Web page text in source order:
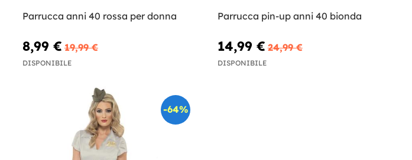
Parrucca anni 40 rossa per donna
8,99 € 19,99 €
DISPONIBILE
Parrucca pin-up anni 40 bionda
14,99 € 24,99 €
DISPONIBILE
-64%